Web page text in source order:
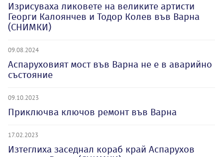
Изрисуваха ликовете на великите артисти
Георги Калоянчев и Тодор Колев във Варна
(СНИМКИ)
09.08.2024
Аспаруховият мост във Варна не е в аварийно
състояние
09.10.2023
Приключва ключов ремонт във Варна
17.02.2023
Изтеглиха заседнал кораб край Аспарухов